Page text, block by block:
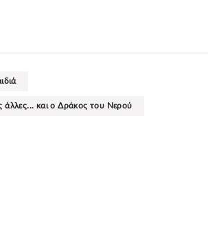
άλλες... και ο Δράκος του Νερού